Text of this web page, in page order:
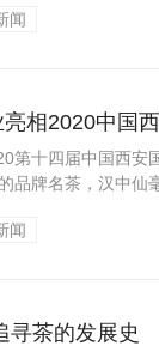
闻
相2020中国
第十四届中国西安
品牌名茶，汉中仙
闻
寻茶的发展史